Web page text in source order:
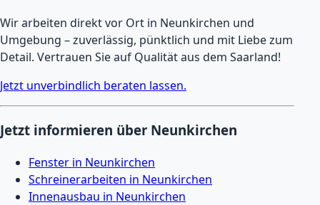
Wir arbeiten direkt vor Ort in Neunkirchen und
Umgebung – zuverlässig, pünktlich und mit Liebe zum
Detail. Vertrauen Sie auf Qualität aus dem Saarland!
Jetzt unverbindlich beraten lassen.
Jetzt informieren über Neunkirchen
Fenster in Neunkirchen
Schreinerarbeiten in Neunkirchen
Innenausbau in Neunkirchen